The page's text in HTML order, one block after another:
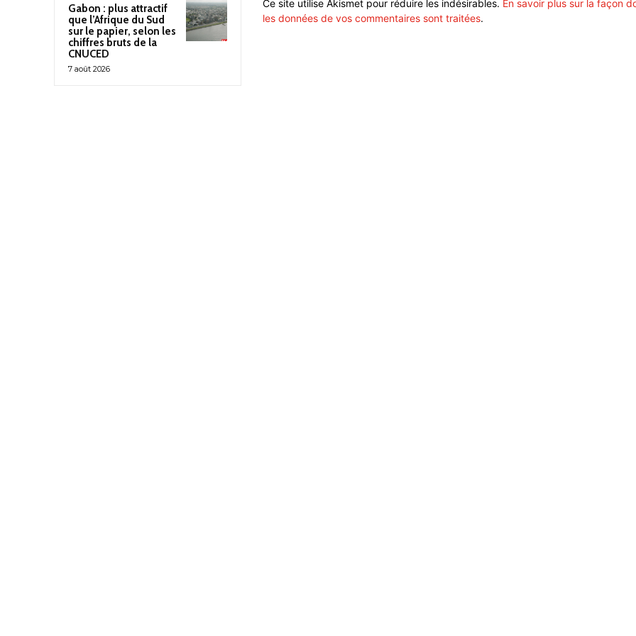
Gabon : plus attractif
que l’Afrique du Sud
sur le papier, selon les
chiffres bruts de la
CNUCED
7 août 2026
Ce site utilise Akismet pour réduire les indésirables. En savoir plus sur la façon
les données de vos commentaires sont traitées.